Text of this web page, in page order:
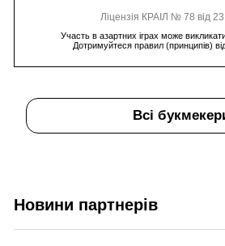
Ліцензія КРАІЛ № 78 від
Участь в азартних іграх може викликати
Дотримуйтеся правил (принципів)
Всі